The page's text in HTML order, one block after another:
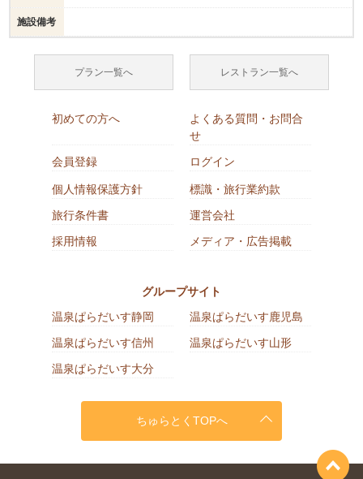
施設備考
プラン一覧へ レストラン一覧へ
初めての方へ
よくある質問・お問合
せ
会員登録
ログイン
個人情報保護方針
標識・旅行業約款
旅行条件書
運営会社
採用情報
メディア・広告掲載
グループサイト
温泉ぱらだいす静岡
温泉ぱらだいす鹿児島
温泉ぱらだいす信州
温泉ぱらだいす山形
温泉ぱらだいす大分
ちゅらとくTOPへ